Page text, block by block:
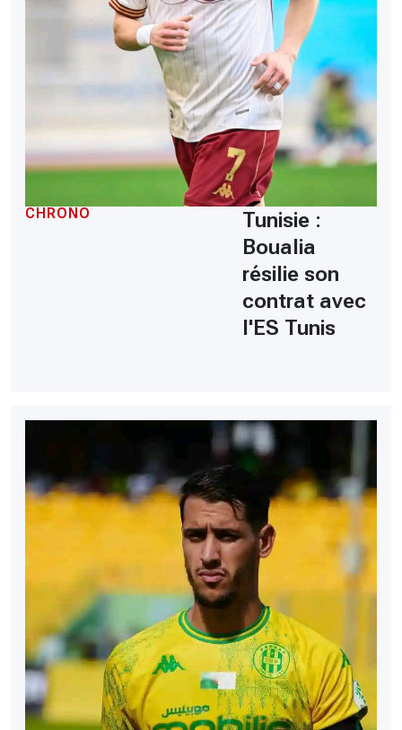
CHRONO
Tunisie :
Boualia
résilie son
contrat avec
l'ES Tunis